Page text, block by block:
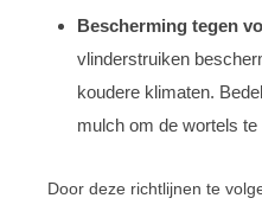
Bescherming tegen
vlinderstruiken
koudere klimaten.
mulch om de wortels
Door deze richtlijnen te